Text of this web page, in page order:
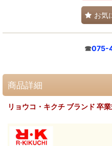
お気
☎075-
商品詳細
リョウコ・キクチ ブランド 卒